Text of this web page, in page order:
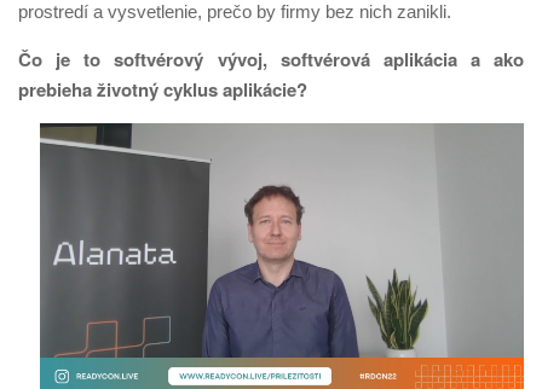
prostredí a vysvetlenie, prečo by firmy bez nich zanikli.
Čo je to softvérový vývoj, softvérová aplikácia a ako
prebieha životný cyklus aplikácie?